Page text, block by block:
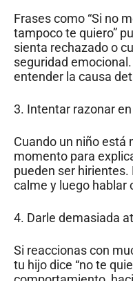
Frases como “Si no
tampoco te quiero”
sienta rechazado o
seguridad
entender la causa
3. Intentar razonar
Cuando un niño está
momento para
pueden ser hirientes.
calme y luego hablar
4. Darle demasiada
Si reaccionas con
tu hijo dice “no te